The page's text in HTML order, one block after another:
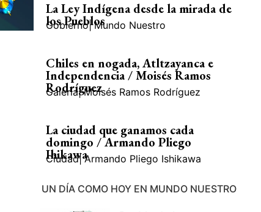
La Ley Indígena desde la mirada de
los Pueblos
Gobierno| Mundo Nuestro
Chiles en nogada, Atltzayanca e
Independencia / Moisés Ramos
Rodríguez
Galería| Moisés Ramos Rodríguez
La ciudad que ganamos cada
domingo / Armando Pliego
Ihikawa
Ciudad| Armando Pliego Ishikawa
UN DÍA COMO HOY EN MUNDO NUESTRO